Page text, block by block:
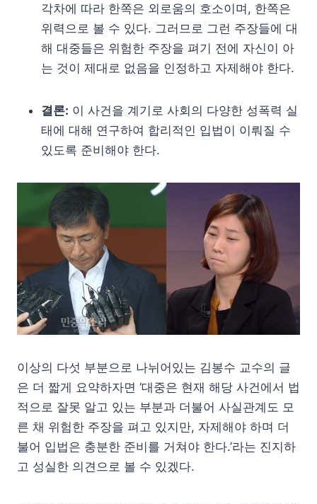
각차에 따라 한쪽은 외로움의 호소이며, 한쪽은
위력으로 볼 수 있다. 그러므로 그런 주장들에 대
해 대중들은 위험한 주장을 펴기 전에 자신이 아
는 것이 제대로 없음을 인정하고 자제해야 한다.
결론: 이 사건을 계기로 사회의 다양한 성폭력 실
태에 대해 연구하여 합리적인 입법이 이뤄질 수
있도록 준비해야 한다.
이상의 다섯 부분으로 나뉘어있는 김봉수 교수의 글
은 더 짧게 요약하자면 ‘대중은 현재 해당 사건에서 법
적으로 잘못 알고 있는 부분과 더불어 사실관계도 모
른 채 위험한 주장을 펴고 있지만, 자제해야 하며 더
불어 입법은 충분한 준비를 거쳐야 한다.’라는 진지하
고 성실한 의견으로 볼 수 있겠다.